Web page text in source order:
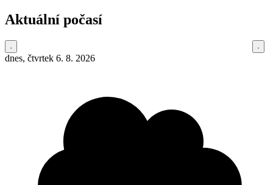
Aktuální počasí
dnes, čtvrtek 6. 8. 2026